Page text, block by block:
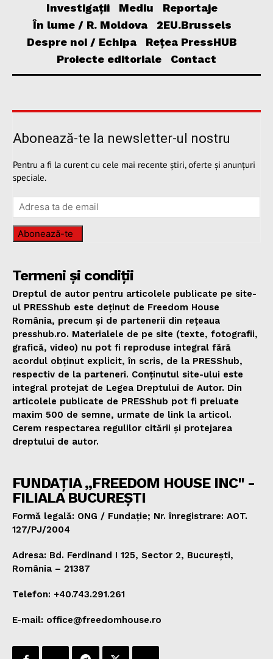
Investigații
Mediu
Reportaje
În lume / R. Moldova
2EU.Brussels
Despre noi / Echipa
Rețea PressHUB
Proiecte editoriale
Contact
Abonează-te la newsletter-ul nostru
Pentru a fi la curent cu cele mai recente știri, oferte și anunțuri
speciale.
Abonează-te
Termeni și condiții
Dreptul de autor pentru articolele publicate pe site-
ul PRESShub este deținut de Freedom House
România, precum și de partenerii din rețeaua
presshub.ro. Materialele de pe site (texte, fotografii,
grafică, video) nu pot fi reproduse integral fără
acordul obținut explicit, în scris, de la PRESShub,
respectiv de la parteneri. Conținutul site-ului este
integral protejat de Legea Dreptului de Autor. Din
articolele publicate de PRESShub pot fi preluate
maxim 500 de semne, urmate de link la articol.
Cerem respectarea regulilor citării și protejarea
dreptului de autor.
FUNDAȚIA „FREEDOM HOUSE INC" -
FILIALA BUCUREȘTI
Formă legală: ONG / Fundație; Nr. înregistrare: AOT.
127/PJ/2004
Adresa: Bd. Ferdinand I 125, Sector 2, București,
România – 21387
Telefon: +40.743.291.261
E-mail: office@freedomhouse.ro